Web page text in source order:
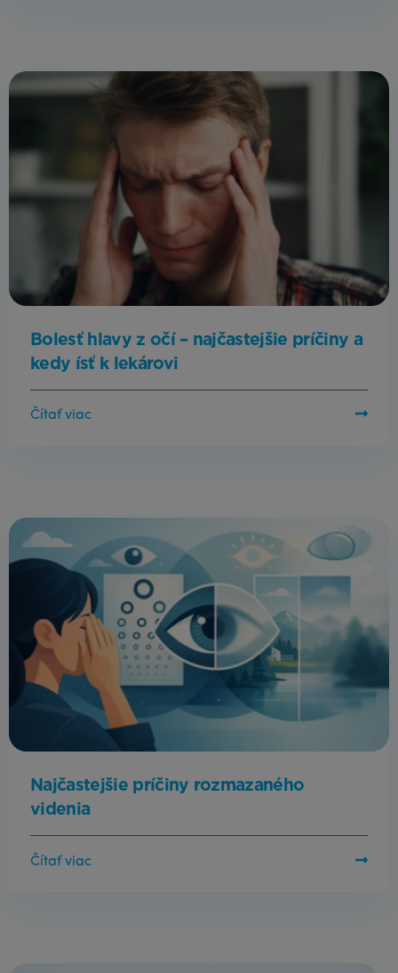
Bolesť hlavy z očí – najčastejšie príčiny a
kedy ísť k lekárovi
Čítať viac
Najčastejšie príčiny rozmazaného
videnia
Čítať viac